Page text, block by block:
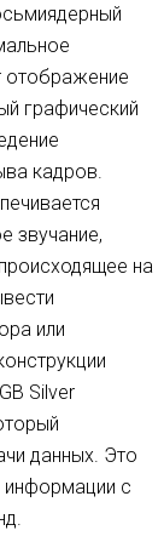
отображение
графический
кадров.
звучание,
на
или
Silver
данных. Это
с